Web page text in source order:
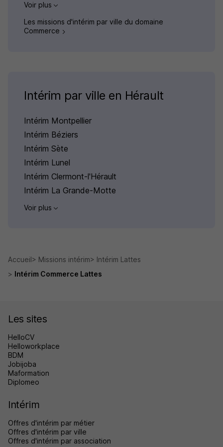
Voir plus
Les missions d'intérim par ville du domaine
Commerce
Intérim par ville en Hérault
Intérim Montpellier
Intérim Béziers
Intérim Sète
Intérim Lunel
Intérim Clermont-l'Hérault
Intérim La Grande-Motte
Voir plus
Accueil Missions intérim
Intérim Lattes
Intérim Commerce Lattes
Les sites
HelloCV
Helloworkplace
BDM
Jobijoba
Maformation
Diplomeo
Intérim
Offres d'intérim par métier
Offres d'intérim par ville
Offres d'intérim par association